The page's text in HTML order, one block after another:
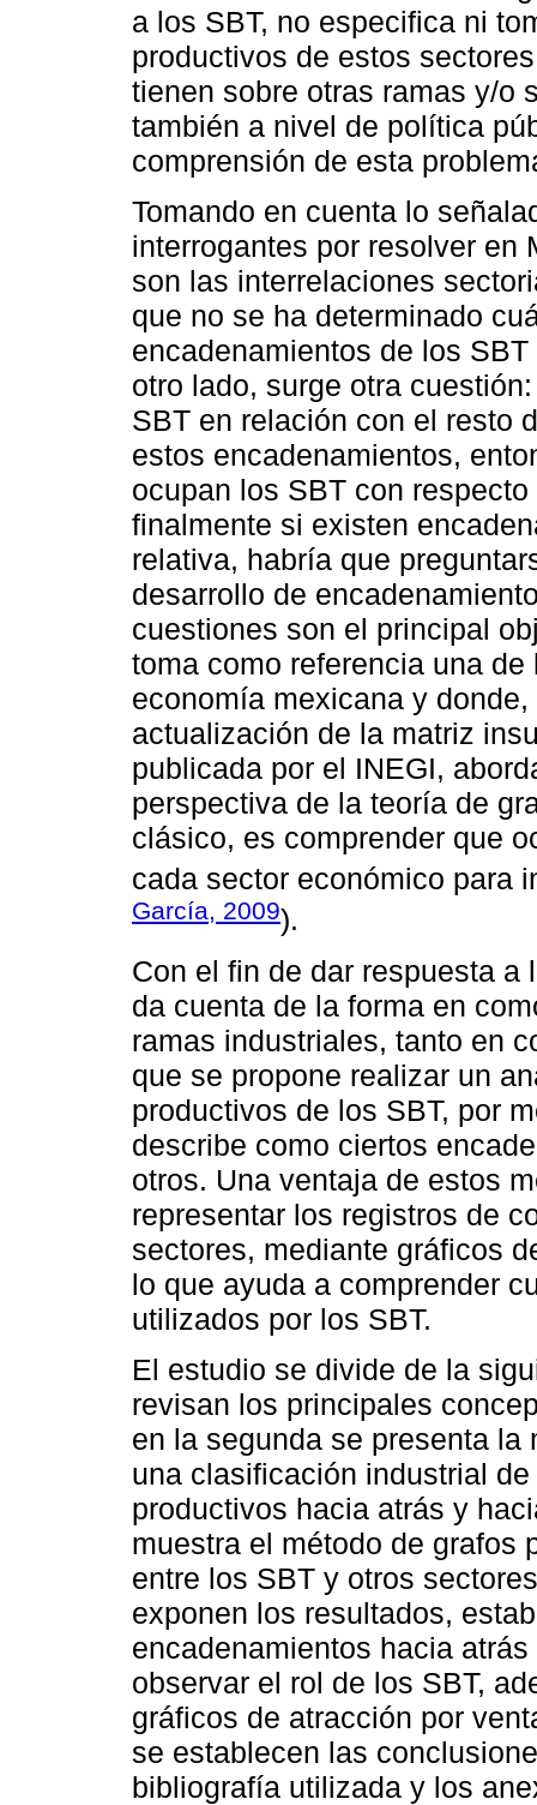
a los SBT, no especifica ni
productivos de estos
tienen sobre otras ramas y/o
también a nivel de política
comprensión de esta
Tomando en cuenta lo
interrogantes por resolver en
son las interrelaciones
que no se ha determinado
encadenamientos de los
otro lado, surge otra
SBT en relación con el resto
estos encadenamientos,
ocupan los SBT con
finalmente si existen
relativa, habría que
desarrollo de
cuestiones son el principal
toma como referencia una
economía mexicana y
actualización de la matriz
publicada por el INEGI,
perspectiva de la teoría de
clásico, es comprender que
cada sector económico para
García, 2009).
Con el fin de dar respuesta a
da cuenta de la forma en
ramas industriales, tanto en
que se propone realizar un
productivos de los SBT, por
describe como ciertos
otros. Una ventaja de estos
representar los registros de
sectores, mediante gráficos
lo que ayuda a comprender
utilizados por los SBT.
El estudio se divide de la
revisan los principales
en la segunda se presenta
una clasificación industrial
productivos hacia atrás y
muestra el método de grafos
entre los SBT y otros
exponen los resultados,
encadenamientos hacia
observar el rol de los SBT,
gráficos de atracción por
se establecen las
bibliografía utilizada y los